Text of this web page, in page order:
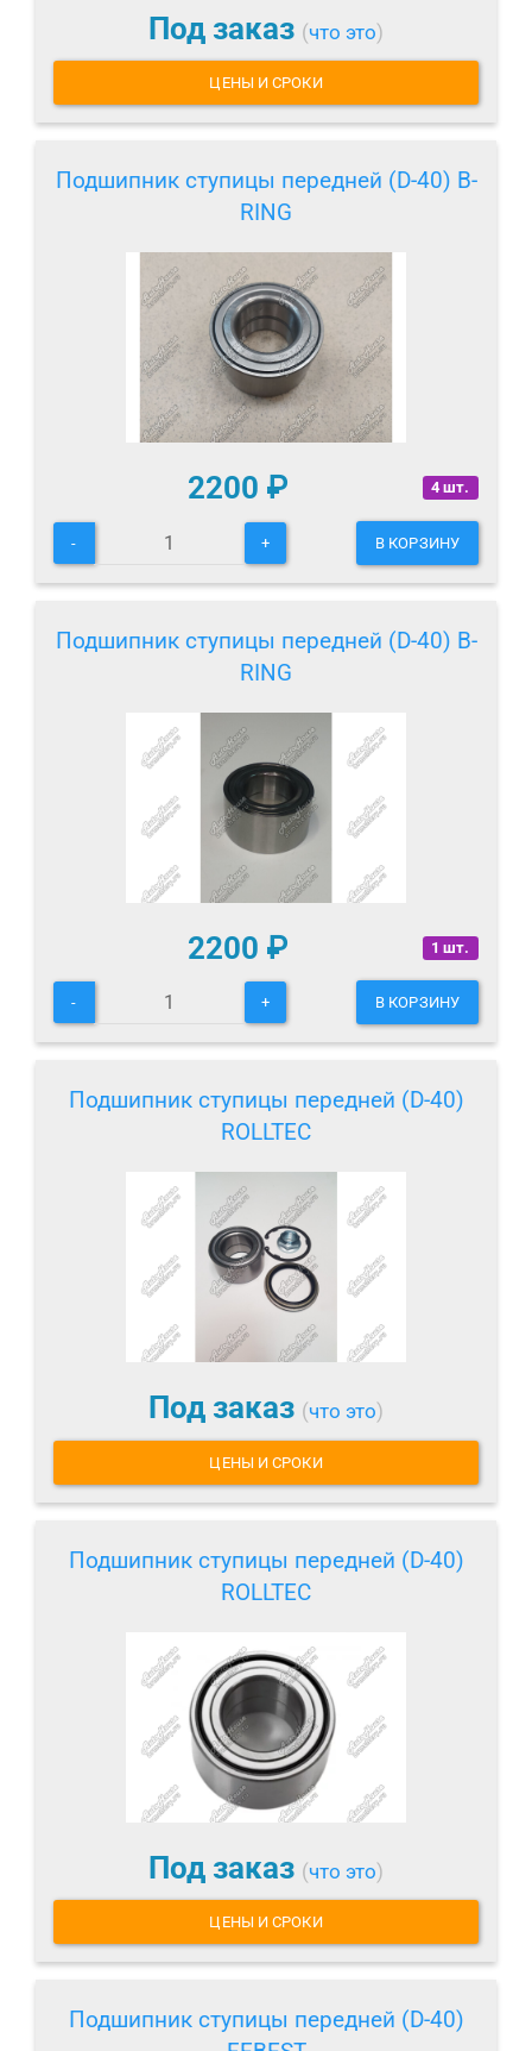
Под заказ (что это)
ЦЕНЫ И СРОКИ
Подшипник ступицы передней (D-40) B-
RING
4 шт.
2200 ₽
- + В КОРЗИНУ
Подшипник ступицы передней (D-40) B-
RING
1 шт.
2200 ₽
- + В КОРЗИНУ
Подшипник ступицы передней (D-40)
ROLLTEC
Под заказ (что это)
ЦЕНЫ И СРОКИ
Подшипник ступицы передней (D-40)
ROLLTEC
Под заказ (что это)
ЦЕНЫ И СРОКИ
Подшипник ступицы передней (D-40)